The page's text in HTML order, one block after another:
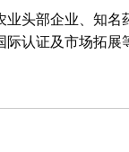
头部企业、知
认证及市场拓